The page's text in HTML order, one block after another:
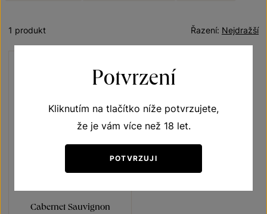
Nejdražší
Řazení:
1 produkt
Cabernet Sauvignon
Potvrzení
Kliknutím na tlačítko níže potvrzujete,
že je vám více než 18 let.
POTVRZUJI